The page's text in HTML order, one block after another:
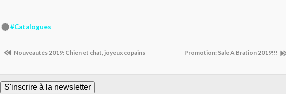
#Catalogues
Nouveautés 2019: Chien et chat, joyeux copains Promotion: Sale A Bration 2019!!!
S'inscrire à la newsletter